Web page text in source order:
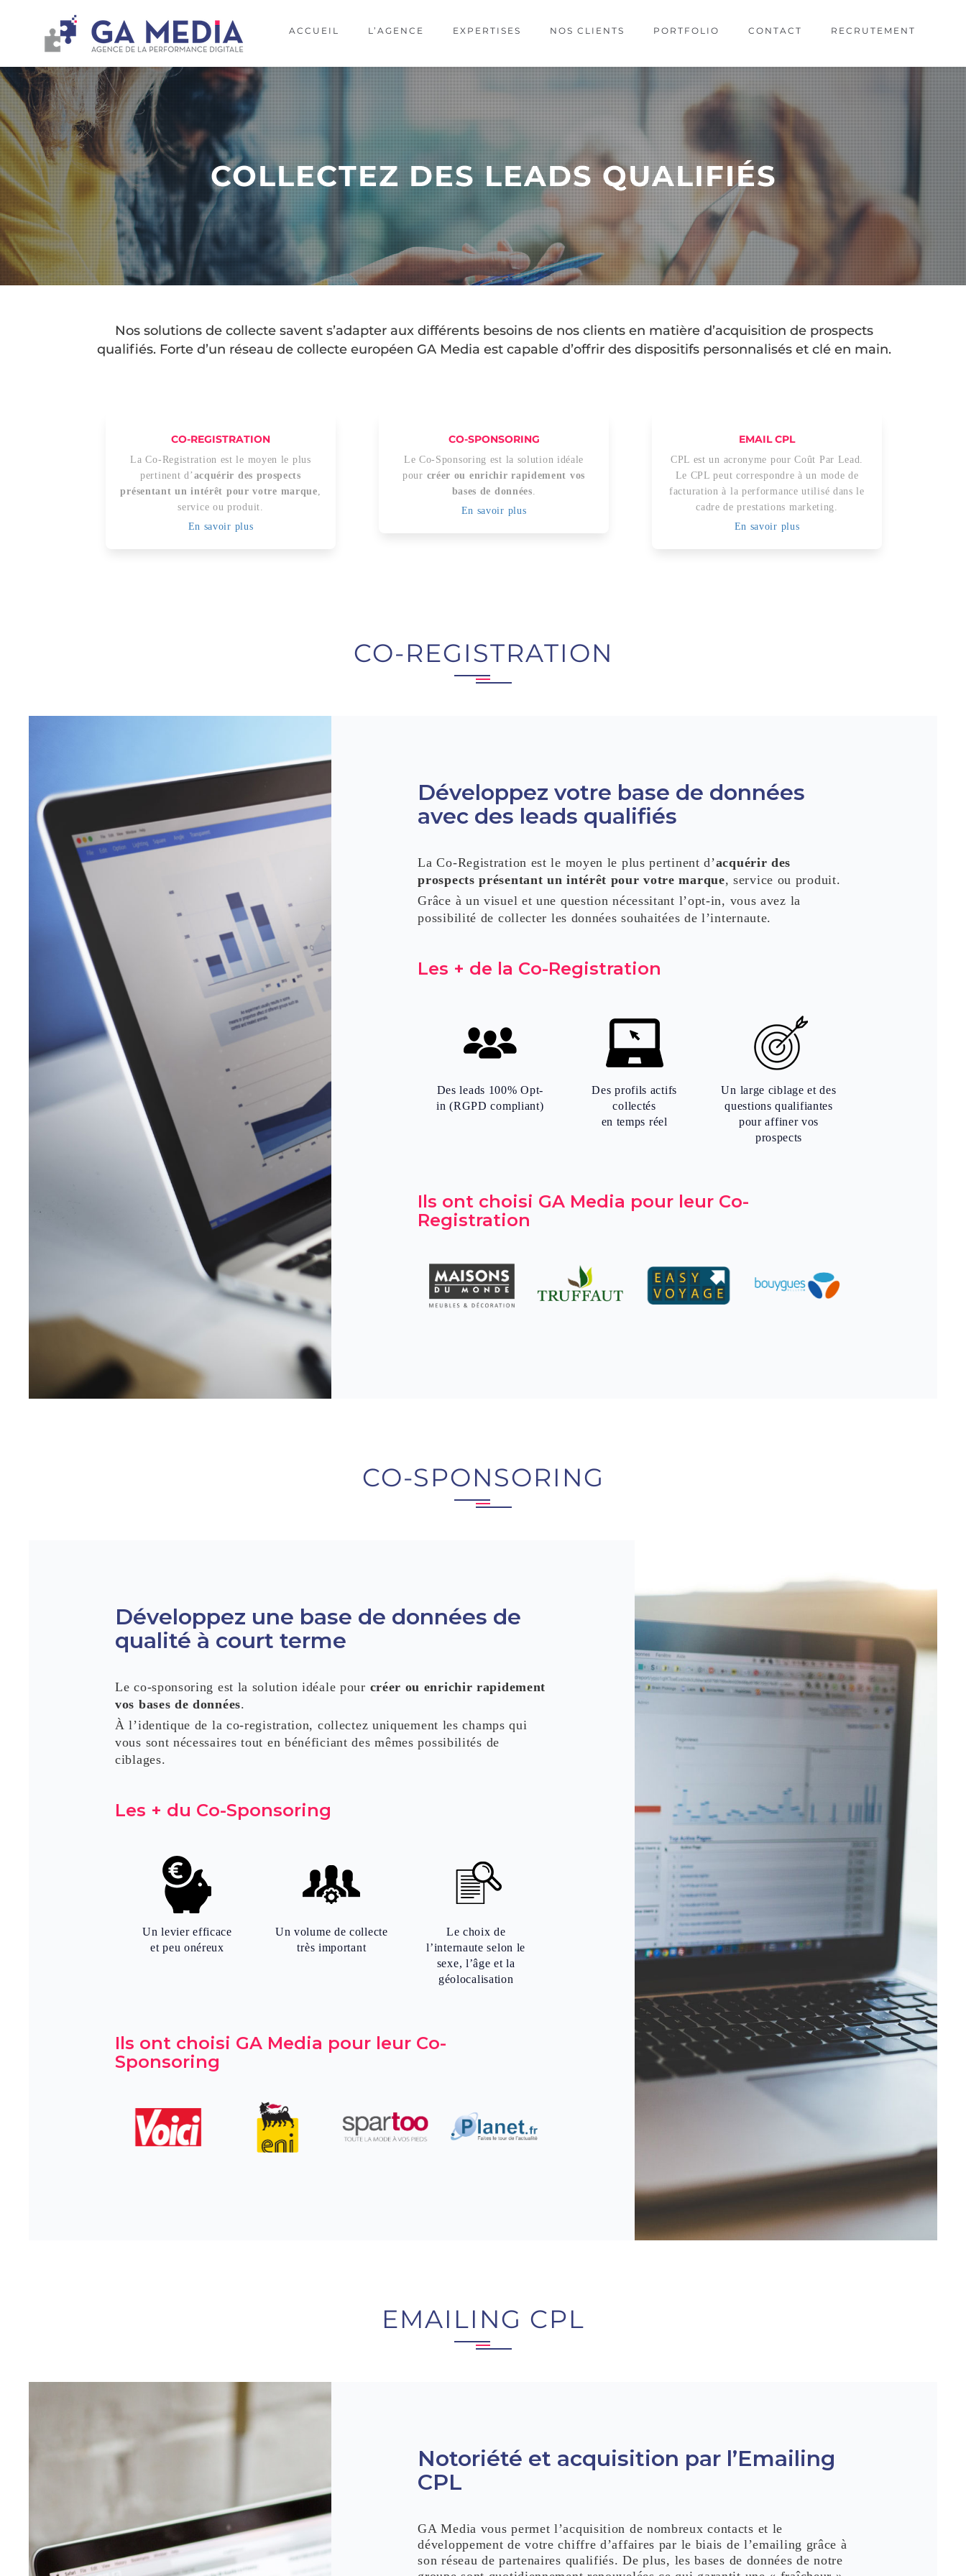
ACCUEIL L’AGENCE EXPERTISES NOS CLIENTS PORTFOLIO CONTACT RECRUTEMENT
COLLECTEZ DES LEADS QUALIFIÉS
Nos solutions de collecte savent s’adapter aux différents besoins de nos clients en matière d’acquisition de prospects
qualifiés. Forte d’un réseau de collecte européen GA Media est capable d’offrir des dispositifs personnalisés et clé en main.
CO-REGISTRATION
La Co-Registration est le moyen le plus
pertinent d’ acquérir des prospects
présentant un intérêt pour votre marque,
service ou produit.
En savoir plus
CO-SPONSORING
Le Co-Sponsoring est la solution idéale
pour créer ou enrichir rapidement vos
bases de données.
En savoir plus
EMAIL CPL
CPL est un acronyme pour Coût Par Lead.
Le CPL peut correspondre à un mode de
facturation à la performance utilisé dans le
cadre de prestations marketing.
En savoir plus
CO-REGISTRATION
Développez votre base de données
avec des leads qualifiés
La Co-Registration est le moyen le plus pertinent d’acquérir des
prospects présentant un intérêt pour votre marque, service ou produit.
Grâce à un visuel et une question nécessitant l’opt-in, vous avez la
possibilité de collecter les données souhaitées de l’internaute.
Les + de la Co-Registration
Des leads 100% Opt-
in (RGPD compliant)
Des profils actifs
collectés
en temps réel
Un large ciblage et des
questions qualifiantes
pour affiner vos
prospects
Ils ont choisi GA Media pour leur Co-
Registration
CO-SPONSORING
Développez une base de données de
qualité à court terme
Le co-sponsoring est la solution idéale pour créer ou enrichir rapidement
vos bases de données.
À l’identique de la co-registration, collectez uniquement les champs qui
vous sont nécessaires tout en bénéficiant des mêmes possibilités de
ciblages.
Les + du Co-Sponsoring
Un levier efficace
et peu onéreux
Un volume de collecte
très important
Le choix de
l’internaute selon le
sexe, l’âge et la
géolocalisation
Ils ont choisi GA Media pour leur Co-
Sponsoring
EMAILING CPL
Notoriété et acquisition par l’Emailing
CPL
GA Media vous permet l’acquisition de nombreux contacts et le
développement de votre chiffre d’affaires par le biais de l’emailing grâce à
son réseau de partenaires qualifiés. De plus, les bases de données de notre